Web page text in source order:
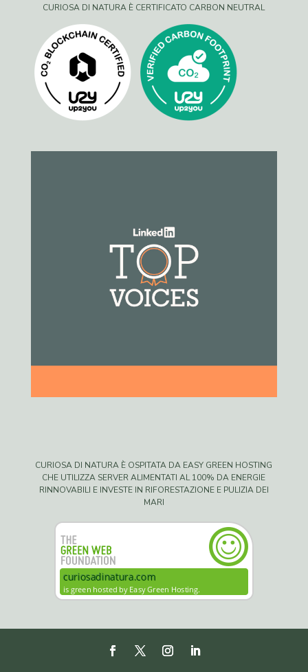
CURIOSA DI NATURA È CERTIFICATO CARBON NEUTRAL
CURIOSA DI NATURA È OSPITATA DA EASY GREEN HOSTING
CHE UTILIZZA SERVER ALIMENTATI AL 100% DA ENERGIE
RINNOVABILI E INVESTE IN RIFORESTAZIONE E PULIZIA DEI
MARI